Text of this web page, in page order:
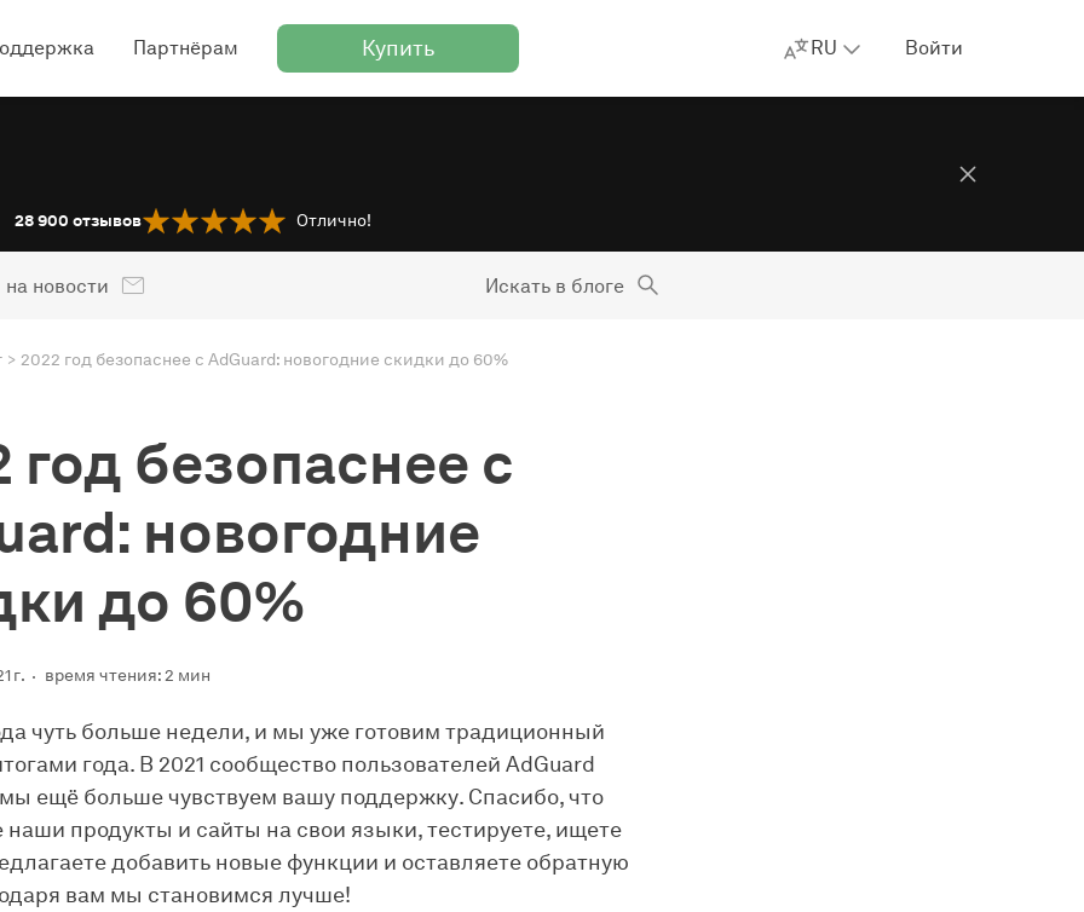
Партнёрам Купить RU Войти
28 900 отзывов Отлично!
новости Искать в блоге
2022 год безопаснее с AdGuard: новогодние скидки до 60%
год безопаснее с
новогодние
до 60%
г. время чтения: 2 мин
чуть больше недели, и мы уже готовим традиционный
года. В 2021 сообщество пользователей AdGuard
ещё больше чувствуем вашу поддержку. Спасибо, что
наши продукты и сайты на свои языки, тестируете, ищете
добавить новые функции и оставляете обратную
вам мы становимся лучше!